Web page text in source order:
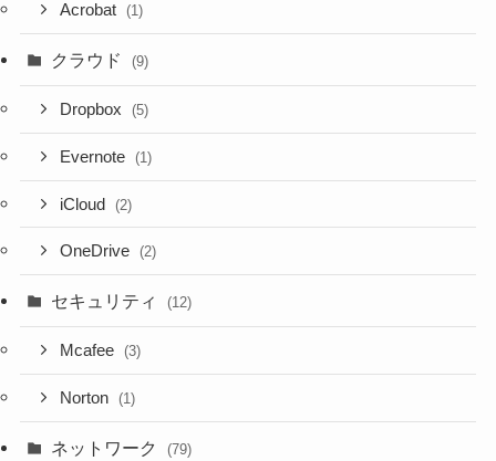
Acrobat (1)
クラウド (9)
Dropbox (5)
Evernote (1)
iCloud (2)
OneDrive (2)
セキュリティ (12)
Mcafee (3)
Norton (1)
ネットワーク (79)